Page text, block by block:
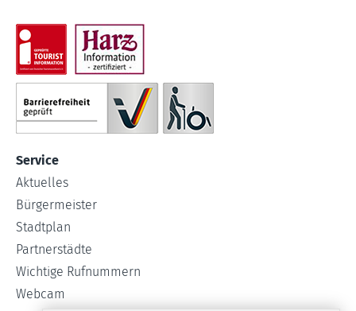
Service
Aktuelles
Bürgermeister
Stadtplan
Partnerstädte
Wichtige Rufnummern
Webcam